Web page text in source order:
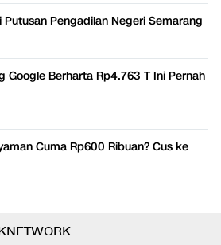
Pengadilan Negeri Semarang
Google Berharta Rp4.763 T Ini Pernah
Cuma Rp600 Ribuan? Cus ke